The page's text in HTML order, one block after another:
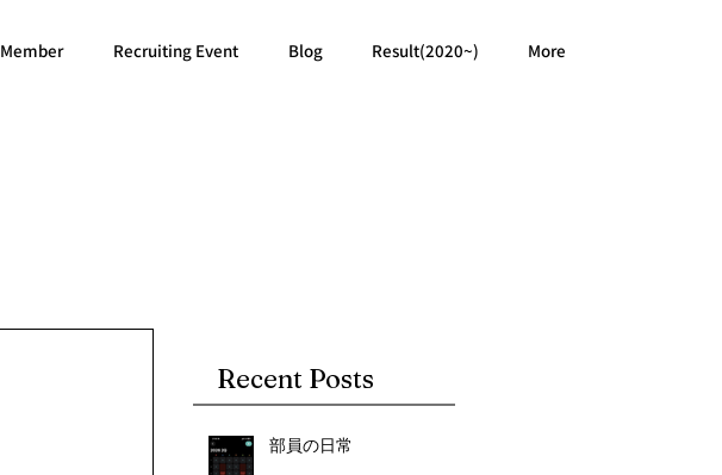
Member Recruiting Event Blog Result(2020~) More
Recent Posts
部員の日常